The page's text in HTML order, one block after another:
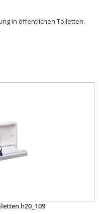
in öffentlichen Toiletten.
h20_109